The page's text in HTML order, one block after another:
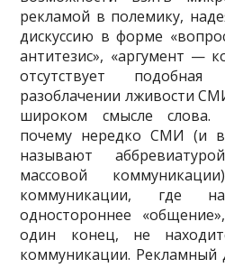
рекламой в полемику,
дискус­сию в форме
антитезис», «аргумент —
отсутствует
разоблачении лживости
широком смысле слова.
почему нередко СМИ (и
называют
массовой
коммуникации, где
одностороннее
один конец, не
коммуникации. Рекламный